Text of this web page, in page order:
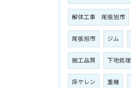
解体工事 尾張旭市
尾張旭市 ジム
施工品質 下地処理
床ケレン 重機